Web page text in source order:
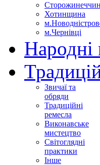
Хотинщина
м.Чернівці
Народні
Звичаї та
обряди
Традиційні
ремесла
Виконавське
мистецтво
Світоглядні
практики
Інше